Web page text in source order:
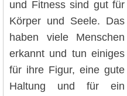
und Fitness sind gut für
Körper und Seele. Das
haben viele Menschen
erkannt und tun einiges
für ihre Figur, eine gute
Haltung und für ein